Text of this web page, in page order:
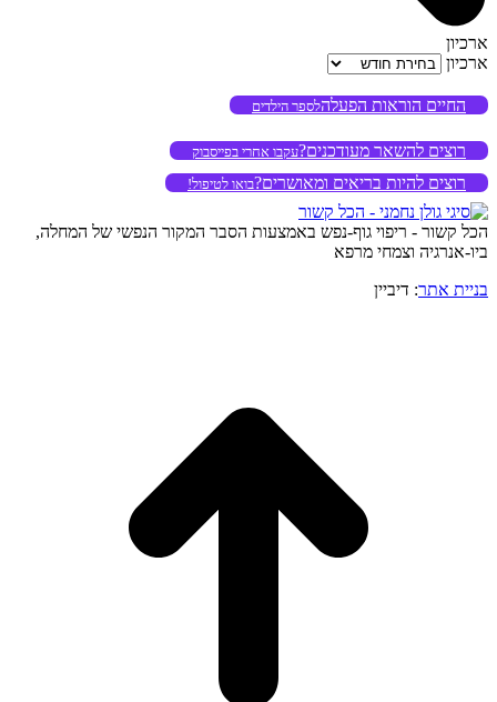
ארכיון
ארכיון
החיים הוראות הפעלהלספר הילדים
רוצים להשאר מעודכנים?עקבו אחרי בפייסבוק
רוצים להיות בריאים ומאושרים?בואו לטיפול!
הכל קשור - ריפוי גוף-נפש באמצעות הסבר המקור הנפשי של המחלה,
ביו-אנרגיה וצמחי מרפא
בניית אתר: דיביין